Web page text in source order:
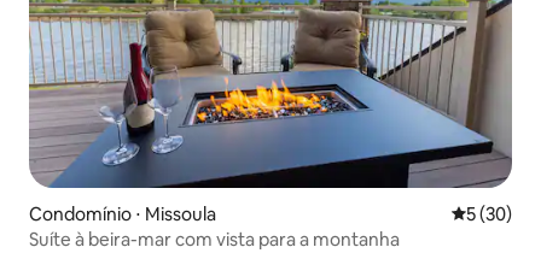
Condomínio ⋅ Missoula 5 de uma
5 (30)
Suíte à beira-mar com vista para a montanha